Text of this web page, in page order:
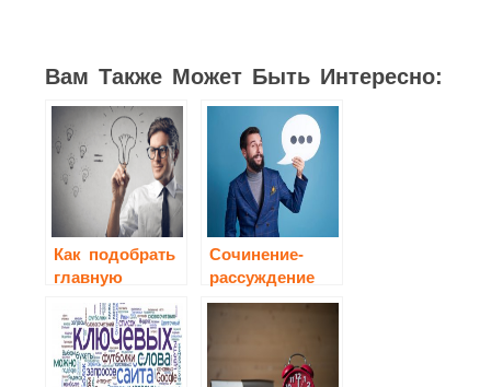
Вам Также Может Быть Интересно:
Как подобрать
главную
мысль
сочинения?
Сочинение-
рассуждение
по
Рубцова: «А